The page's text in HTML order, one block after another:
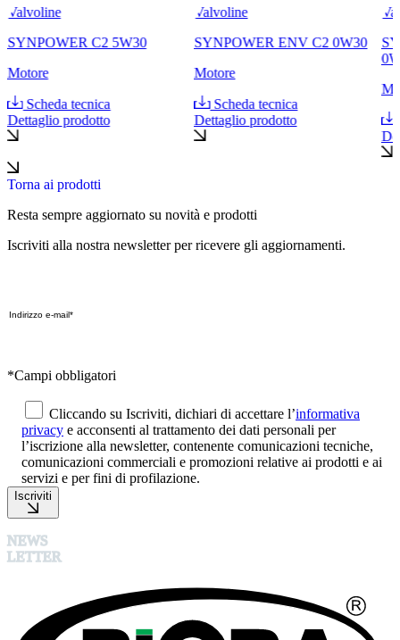
Valvoline
SYNPOWER C2 5W30
Motore
Scheda tecnica
Dettaglio prodotto
Valvoline
SYNPOWER ENV C2 0W30
Motore
Scheda tecnica
Dettaglio prodotto
Torna ai prodotti
Resta sempre aggiornato su novità e prodotti
Iscriviti alla nostra newsletter per ricevere gli aggiornamenti.
*Campi obbligatori
Cliccando su Iscriviti, dichiari di accettare l’informativa
privacy e acconsenti al trattamento dei dati personali per
l’iscrizione alla newsletter, contenente comunicazioni tecniche,
comunicazioni commerciali e promozioni relative ai prodotti e ai
servizi e per fini di profilazione.
Iscriviti
NEWS
LETTER